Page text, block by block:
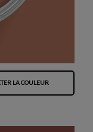
LA COULEUR